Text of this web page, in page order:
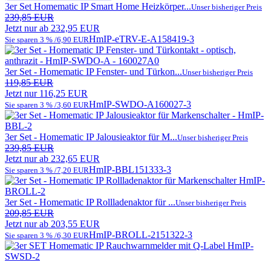
3er Set Homematic IP Smart Home Heizkörper...Unser bisheriger Preis
239,85 EUR
Jetzt nur ab 232,95 EUR
Sie sparen 3 % /6,90 EURHmIP-eTRV-E-A158419-3
3er Set - Homematic IP Fenster- und Türkon...Unser bisheriger Preis
119,85 EUR
Jetzt nur 116,25 EUR
Sie sparen 3 % /3,60 EURHmIP-SWDO-A160027-3
3er Set - Homematic IP Jalousieaktor für M...Unser bisheriger Preis
239,85 EUR
Jetzt nur ab 232,65 EUR
Sie sparen 3 % /7,20 EURHmIP-BBL151333-3
3er Set - Homematic IP Rollladenaktor für ...Unser bisheriger Preis
209,85 EUR
Jetzt nur ab 203,55 EUR
Sie sparen 3 % /6,30 EURHmIP-BROLL-2151322-3